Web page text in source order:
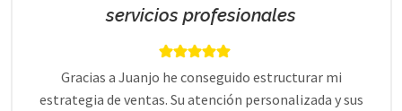
servicios profesionales
Gracias a Juanjo he conseguido estructurar mi
estrategia de ventas. Su atención personalizada y sus